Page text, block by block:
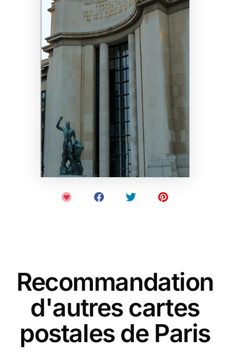
Recommandation
d'autres cartes
postales de Paris